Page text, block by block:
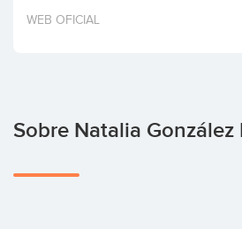
Invertir
WEB OFICIAL
Sobre Natalia González